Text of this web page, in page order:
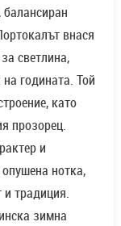
внася
светлина,
годината. Той
като
прозорец.
и
нотка,
и традиция.
зимна